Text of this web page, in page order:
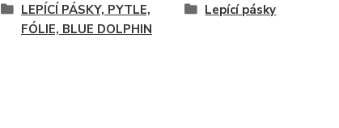
LEPÍCÍ PÁSKY, PYTLE,
FÓLIE, BLUE DOLPHIN
Lepící pásky